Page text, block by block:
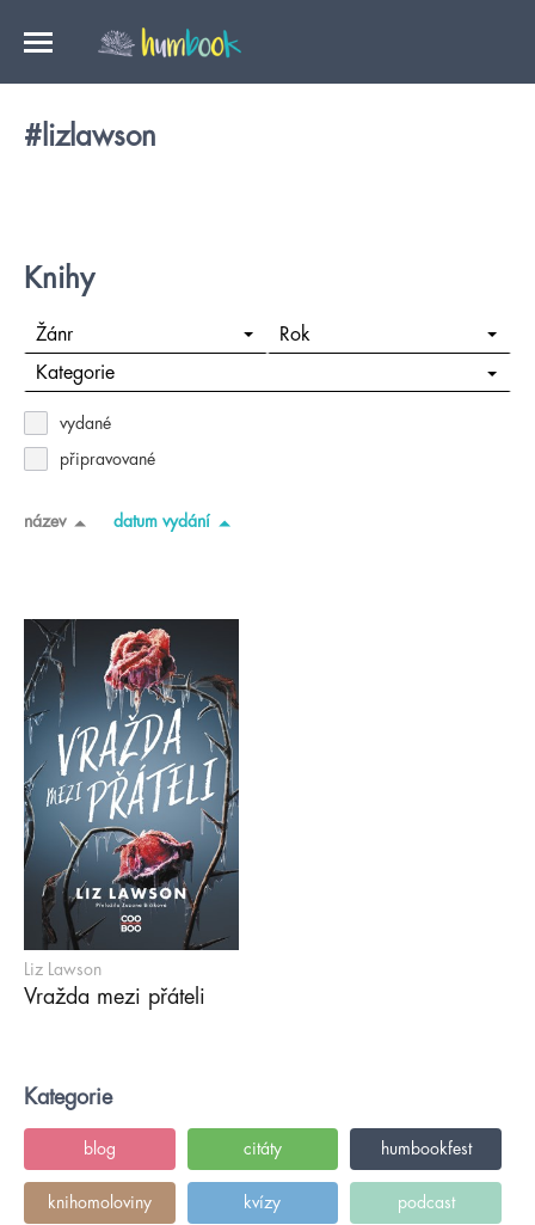
#lizlawson
Knihy
Žánr Rok
Kategorie
vydané
připravované
název datum vydání
Liz Lawson
Vražda mezi přáteli
Kategorie
blog citáty humbookfest
knihomoloviny kvízy podcast